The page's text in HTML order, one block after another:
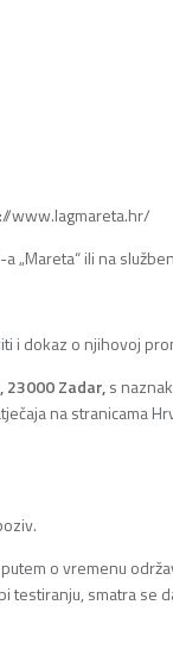
www.lagmareta.hr/
„Mareta“ ili na
i dokaz o njihovoj
23000 Zadar,s
na stranicama
o vremenu
smatra se